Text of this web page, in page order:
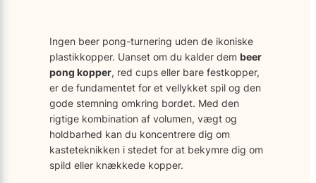
Ingen beer pong-turnering uden de ikoniske
plastikkopper. Uanset om du kalder dem beer
pong kopper, red cups eller bare festkopper,
er de fundamentet for et vellykket spil og den
gode stemning omkring bordet. Med den
rigtige kombination af volumen, vægt og
holdbarhed kan du koncentrere dig om
kasteteknikken i stedet for at bekymre dig om
spild eller knækkede kopper.